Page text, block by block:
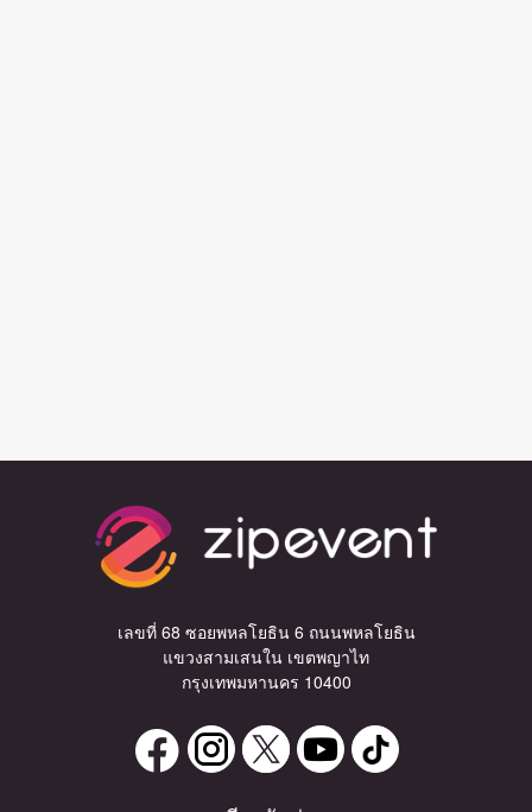
เลขที่ 68 ซอยพหลโยธิน 6 ถนนพหลโยธิน
แขวงสามเสนใน เขตพญาไท
กรุงเทพมหานคร 10400